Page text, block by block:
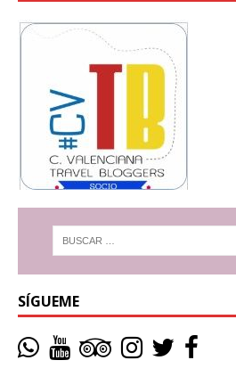
SÍGUEME